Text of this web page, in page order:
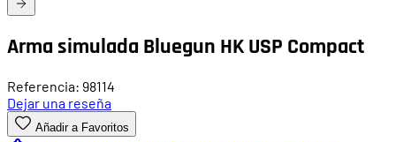
Arma simulada Bluegun HK USP Compact
Referencia: 98114
Dejar una reseña
Añadir a Favoritos